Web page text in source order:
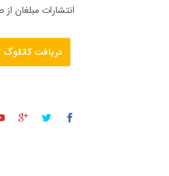
انتشارات مبلغان
دریافت کاتالوگ